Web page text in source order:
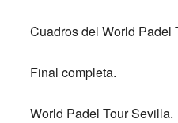
Cuadros del World Padel
Final completa.
World Padel Tour Sevilla.